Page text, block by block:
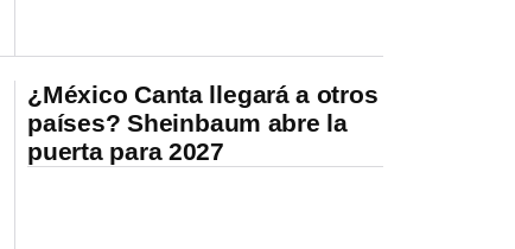
¿México Canta llegará a otros
países? Sheinbaum abre la
puerta para 2027